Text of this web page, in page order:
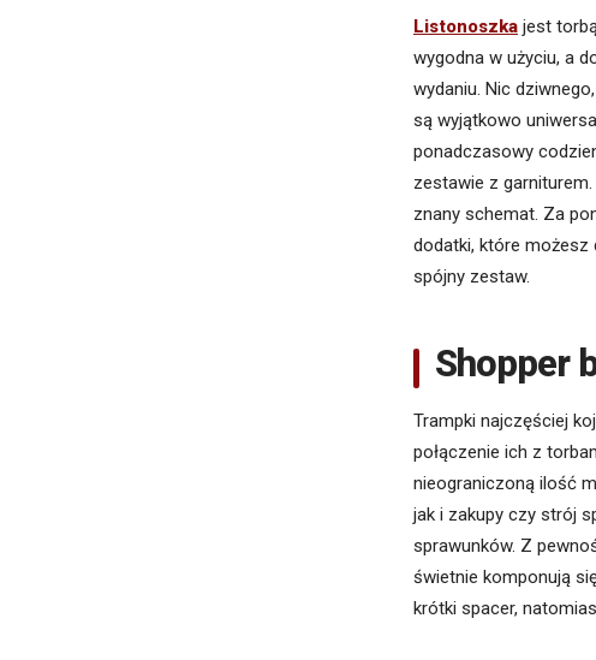
Listonoszka jest
wygodna w użyciu, a
wydaniu. Nic
są wyjątkowo
ponadczasowy
zestawie z
znany schemat. Za
dodatki, które możesz
spójny zestaw.
Shopper
Trampki najczęściej
połączenie ich z
nieograniczoną ilość
jak i zakupy czy strój
sprawunków. Z
świetnie komponują
krótki spacer,